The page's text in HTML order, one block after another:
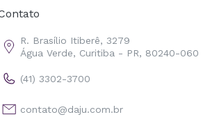
R. Brasílio Itiberê, 3279
Água Verde, Curitiba - PR, 80240-060
(41) 3302-3700
contato@daju.com.br